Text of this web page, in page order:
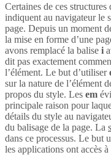
Certaines de ces
indiquent au navigateur le
page. Depuis un moment
la mise en forme d’une
avons remplacé la balise i
dit pas exactement
l’élément. Le but d’utiliser
sur la nature de l’élément
propos du style. Les em
principale raison pour
détails du style au
du balisage de la page. La
dans ce processus. Le but
les applications ont accès